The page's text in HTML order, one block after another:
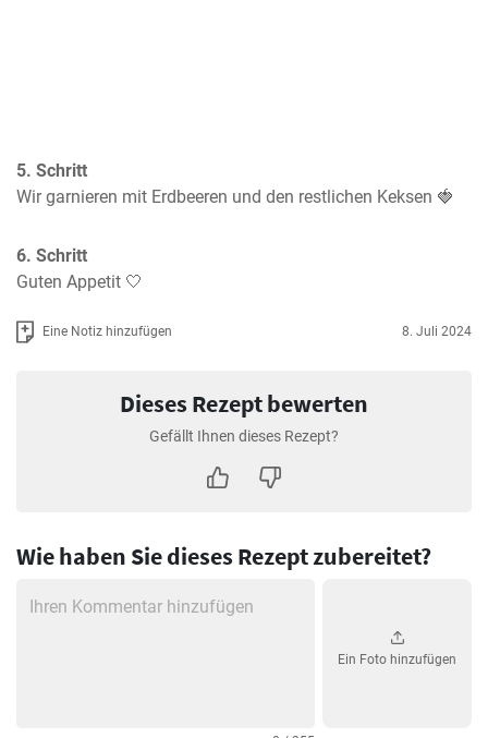
5. Schritt
Wir garnieren mit Erdbeeren und den restlichen Keksen 🍓
6. Schritt
Guten Appetit 🤍
Eine Notiz hinzufügen 8. Juli 2024
Dieses Rezept bewerten
Gefällt Ihnen dieses Rezept?
Wie haben Sie dieses Rezept zubereitet?
Ein Foto hinzufügen